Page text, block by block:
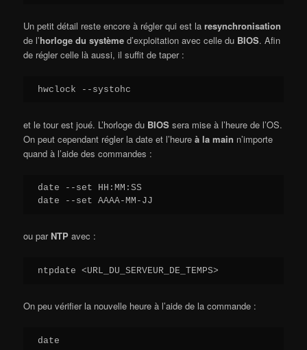
Un petit détail reste encore à régler qui est laresynchronisation
de l’horloge du système d’exploitation avec celle du BIOS. Afin
de régler celle là aussi, il suffit de taper :
hwclock --systohc
et le tour est joué. L’horloge du BIOS sera mise à l’heure de l’OS.
On peut cependant régler la date et l’heureà la main n’importe
quand à l’aide des commandes :
date --set HH:MM:SS
date --set AAAA-MM-JJ
ou par NTP avec :
ntpdate <URL_DU_SERVEUR_DE_TEMPS>
On peu vérifier la nouvelle heure à l’aide de la commande :
date